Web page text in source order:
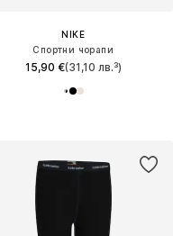
NIKE
Спортни чорапи
15,90 €(31,10 лв.³)